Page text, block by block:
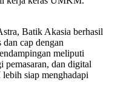
Batik Akasia berhasil
cap dengan
meliputi
pemasaran, dan digital
siap menghadapi